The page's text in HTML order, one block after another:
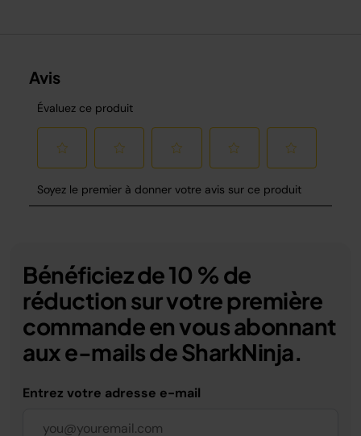
Bénéficiez de 10 % de
réduction sur votre première
commande en vous abonnant
aux e-mails de SharkNinja.
Entrez votre adresse e-mail